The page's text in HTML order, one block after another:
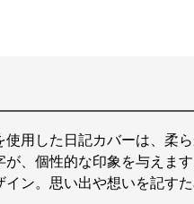
使用した日記カバーは、柔
が、個性的な印象を与えま
イン。思い出や想いを記す